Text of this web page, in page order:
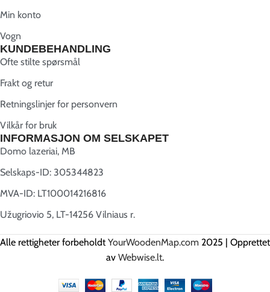
Min konto
Vogn
KUNDEBEHANDLING
Ofte stilte spørsmål
Frakt og retur
Retningslinjer for personvern
Vilkår for bruk
INFORMASJON OM SELSKAPET
Domo lazeriai, MB
Selskaps-ID: 305344823
MVA-ID: LT100014216816
Užugriovio 5, LT-14256 Vilniaus r.
Alle rettigheter forbeholdtYourWoodenMap.com 2025 | Opprettet
av Webwise.lt.